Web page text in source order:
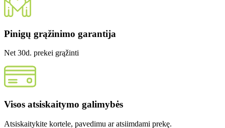
Pinigų grąžinimo garantija
Net 30d. prekei grąžinti
Visos atsiskaitymo galimybės
Atsiskaitykite kortele, pavedimu ar atsiimdami prekę.